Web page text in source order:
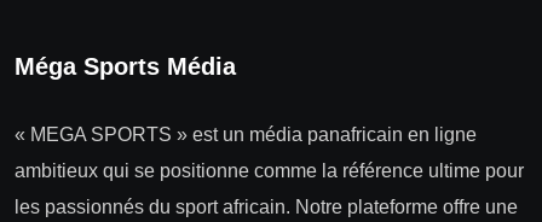
Méga Sports Média
« MEGA SPORTS » est un média panafricain en ligne
ambitieux qui se positionne comme la référence ultime pour
les passionnés du sport africain. Notre plateforme offre une